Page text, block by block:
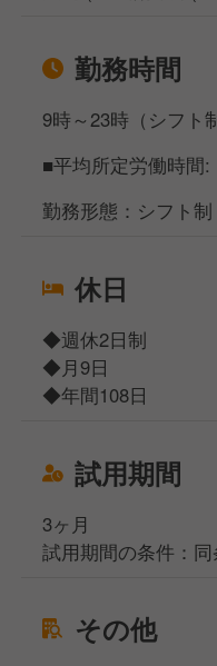
勤務時間
9時～23時（シフト
■平均所定労働時間
勤務形態：シフト制
休日
◆週休2日制
◆月9日
◆年間108日
試用期間
3ヶ月
試用期間の条件：
その他